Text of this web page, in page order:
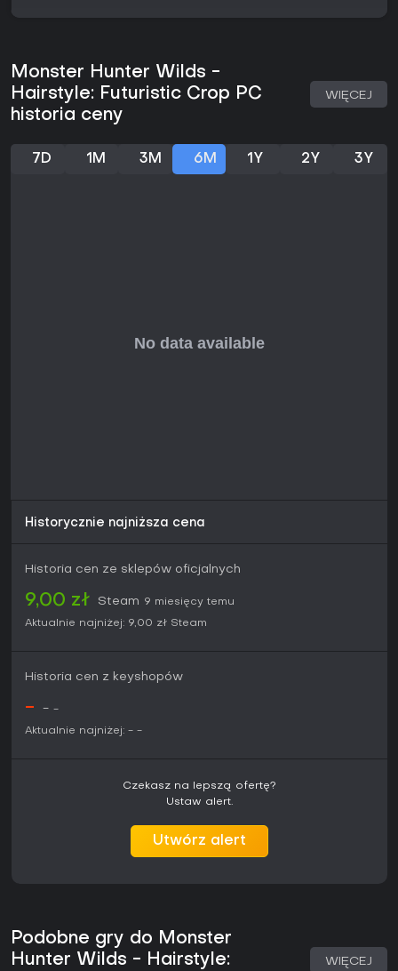
Monster Hunter Wilds -
Hairstyle: Futuristic Crop PC
historia ceny
WIĘCEJ
7D 1M 3M 6M 1Y 2Y 3Y
Historycznie najniższa cena
Historia cen ze sklepów oficjalnych
9,00 zł Steam 9 miesięcy temu
Aktualnie najniżej: 9,00 zł Steam
Historia cen z keyshopów
- - -
Aktualnie najniżej: - -
Czekasz na lepszą ofertę?
Ustaw alert.
Utwórz alert
Podobne gry do Monster
Hunter Wilds - Hairstyle:
WIĘCEJ